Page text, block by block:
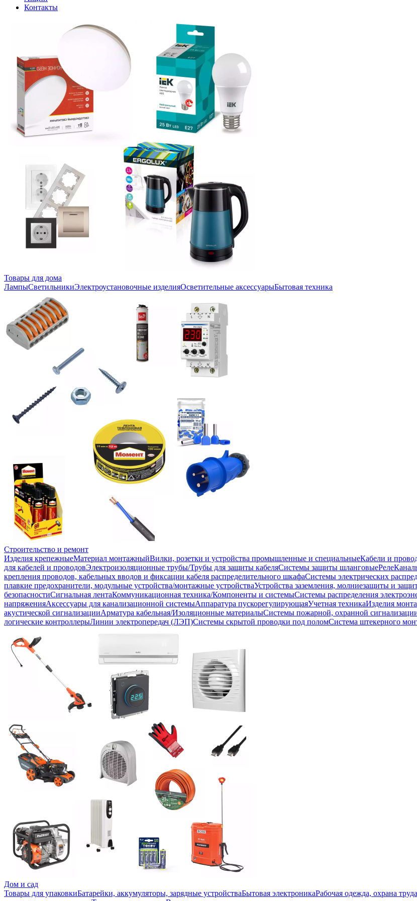
Контакты
Товары для дома
ЛампыСветильникиЭлектроустановочные изделияОсветительные аксессуарыБытовая техника
Строительство и ремонт
Изделия крепежныеМатериал монтажныйВилки, розетки и устройства промышленные и специальныеКабели и
для кабелей и проводовЭлектроизоляционные трубы/Трубы для защиты кабеляСистемы защиты шланговыеРеле
крепления проводов, кабельных вводов и фиксации кабеля распределительного шкафаСистемы электрических
плавкие предохранители, модульные устройства/монтажные устройстваУстройства заземления, молниезащиты и
безопасностиСигнальная лентаКоммуникационная техника/Компоненты и системыСистемы распределения
напряженияАксессуары для канализационной системыАппаратура пускорегулирующаяУчетная техникаИзделия
акустической сигнализацииАрматура кабельная/Изоляционные материалыСистемы пожарной, охранной
логические контроллерыЛинии электропередач (ЛЭП)Системы скрытой проводки под поломСистема штекерного
Дом и сад
Товары для упаковкиБатарейки, аккумуляторы, зарядные устройстваБытовая электроникаРабочая одежда, охрана труда